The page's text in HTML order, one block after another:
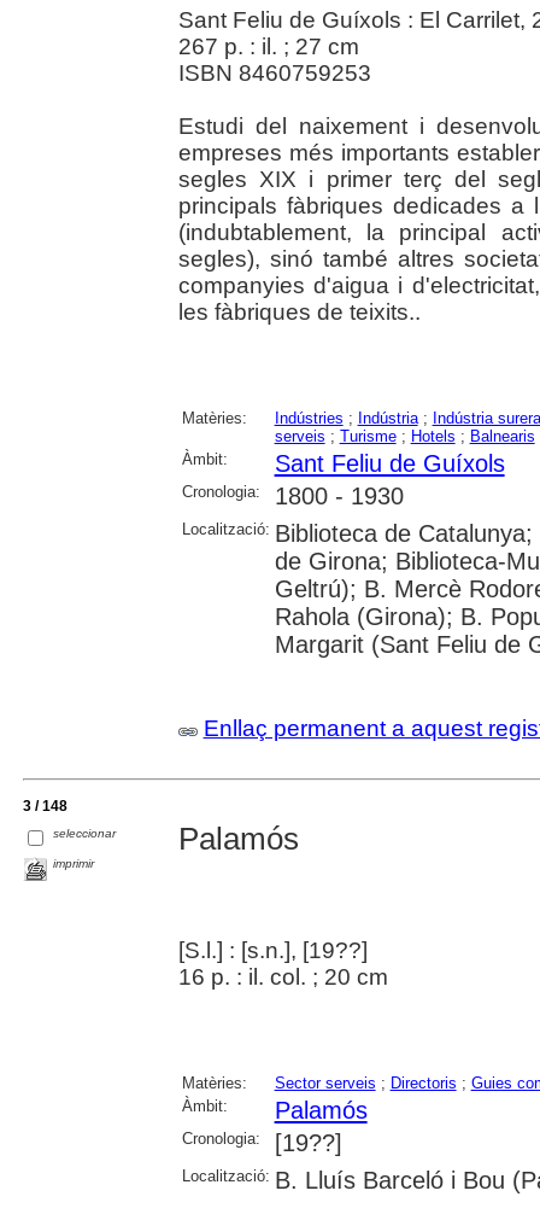
Sant Feliu de Guíxols : El Carrilet,
267 p. : il. ; 27 cm
ISBN 8460759253
Estudi del naixement i
empreses més importants
segles XIX i primer terç del
principals fàbriques dedicades a
(indubtablement, la principal
segles), sinó també altres
companyies d'aigua i
les fàbriques de teixits..
Matèries: Indústries ; Indústria; Indústria surera
serveis ; Turisme; Hotels ; Balnearis
Àmbit:
Sant Feliu de Guíxols
Cronologia: 1800 - 1930
Localització: Biblioteca de
de Girona; Biblioteca-
Geltrú); B. Mercè
Rahola (Girona); B.
Margarit (Sant Feliu de
Enllaç permanent a aquest
3 / 148
seleccionar
imprimir
Palamós
[S.l.] : [s.n.], [19??]
16 p. : il. col. ; 20 cm
Matèries: Sector serveis ; Directoris ; Guies
Àmbit:
Palamós
Cronologia: [19??]
Localització: B. Lluís Barceló i Bou